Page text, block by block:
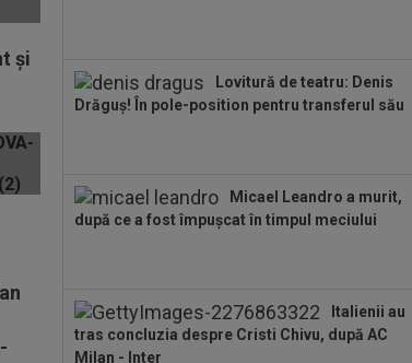
și
Lovitură de teatru: Denis
Drăguș! În pole-position pentru transferul său
Micael Leandro a murit,
după ce a fost împușcat în timpul meciului
Italienii au
tras concluzia despre Cristi Chivu, după AC
Milan - Inter